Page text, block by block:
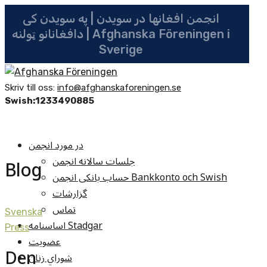
انجمن افغانها در سویدن | په سویدن کی
دافغانانو ټولنه | Afghanska Föreningen i
Sverige
Skriv till oss: info@afghanskaforeningen.se
Swish:1233490885
در مورد انجمن
جلسات سالانه انجمن
حساب بانکی انجمن Bankkonto och Swish
گزارشات
تماس
اساسنامه Stadgar
عضویت
شوراي زنان
Blog
Svenska
Press
Den